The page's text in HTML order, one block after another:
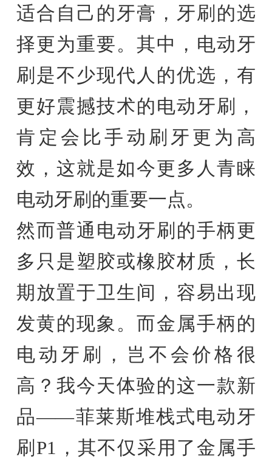
适合自己的牙膏，牙刷的选
择更为重要。其中，电动牙
刷是不少现代人的优选，有
更好震撼技术的电动牙刷，
肯定会比手动刷牙更为高
效，这就是如今更多人青睐
电动牙刷的重要一点。
然而普通电动牙刷的手柄更
多只是塑胶或橡胶材质，长
期放置于卫生间，容易出现
发黄的现象。而金属手柄的
电动牙刷，岂不会价格很
高？我今天体验的这一款新
品——菲莱斯堆栈式电动牙
刷P1，其不仅采用了金属手